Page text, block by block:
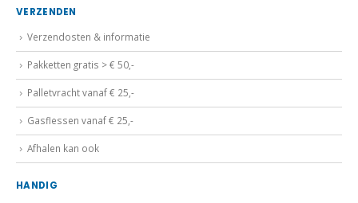
Pakketten gratis > € 50,-
Palletvracht vanaf € 25,-
Gasflessen vanaf € 25,-
Afhalen kan ook